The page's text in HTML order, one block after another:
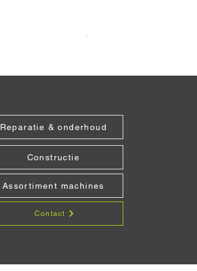
Grabo Seam Setter Recht
Prijs
€ 151,25
Reparatie & onderhoud
Constructie
Assortiment machines
Contact